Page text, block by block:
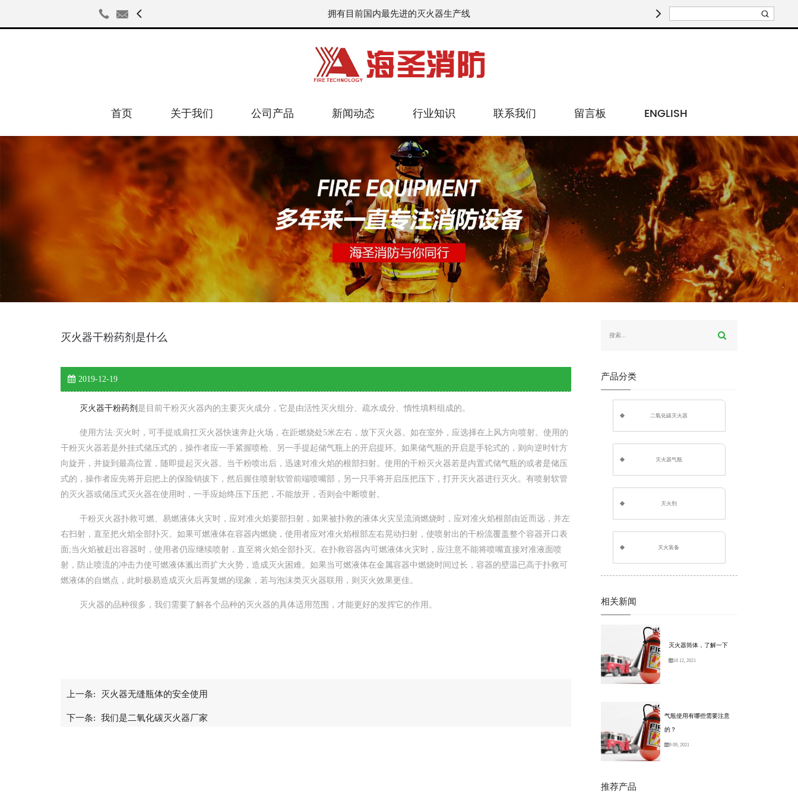
   拥有目前国内最先进的灭火器生产线 专业生

首页 关于我们 公司产品 新闻动态 行业知识 联系我们 留言板 ENGLISH
灭火器干粉药剂是什么
2019-12-19
灭火器干粉药剂 是目前干粉灭火器内的主要灭火成分，它是由活性灭火组分、疏水成分、惰性填料组成的。
使用方法:灭火时，可手提或肩扛灭火器快速奔赴火场，在距燃烧处5米左右，放下灭火器。如在室外，应选择在上风方向喷射。使用的
干粉灭火器若是外挂式储压式的，操作者应一手紧握喷枪、另一手提起储气瓶上的开启提环。如果储气瓶的开启是手轮式的，则向逆时针方
向旋开，并旋到最高位置，随即提起灭火器。当干粉喷出后，迅速对准火焰的根部扫射。使用的干粉灭火器若是内置式储气瓶的或者是储压
式的，操作者应先将开启把上的保险销拔下，然后握住喷射软管前端喷嘴部，另一只手将开启压把压下，打开灭火器进行灭火。有喷射软管
的灭火器或储压式灭火器在使用时，一手应始终压下压把，不能放开，否则会中断喷射。
干粉灭火器扑救可燃、易燃液体火灾时，应对准火焰要部扫射，如果被扑救的液体火灾呈流淌燃烧时，应对准火焰根部由近而远，并左
右扫射，直至把火焰全部扑灭。如果可燃液体在容器内燃烧，使用者应对准火焰根部左右晃动扫射，使喷射出的干粉流覆盖整个容器开口表
面;当火焰被赶出容器时，使用者仍应继续喷射，直至将火焰全部扑灭。在扑救容器内可燃液体火灾时，应注意不能将喷嘴直接对准液面喷
射，防止喷流的冲击力使可燃液体溅出而扩大火势，造成灭火困难。如果当可燃液体在金属容器中燃烧时间过长，容器的壁温已高于扑救可
燃液体的自燃点，此时极易造成灭火后再复燃的现象，若与泡沫类灭火器联用，则灭火效果更佳。
灭火器的品种很多，我们需要了解各个品种的灭火器的具体适用范围，才能更好的发挥它的作用。
上一条: 灭火器无缝瓶体的安全使用
下一条: 我们是二氧化碳灭火器厂家
产品分类
二氧化碳灭火器
灭火器气瓶
灭火剂
灭火装备
相关新闻
灭火器筒体，了解一下
10 12, 2021
气瓶使用有哪些需要注意
的？
9 09, 2021
推荐产品